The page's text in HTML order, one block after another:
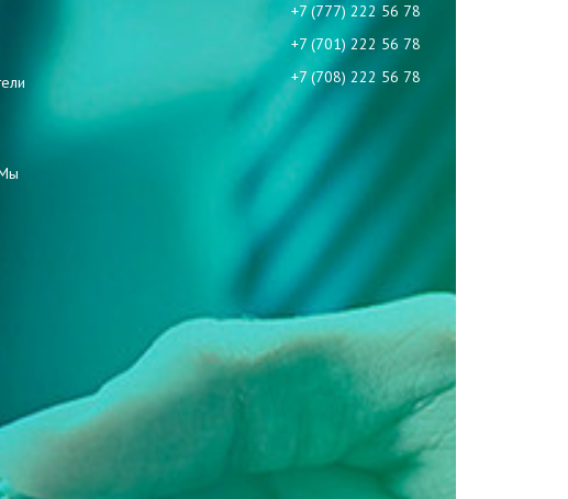
+7 (777) 222 56 78
+7 (701) 222 56 78
+7 (708) 222 56 78